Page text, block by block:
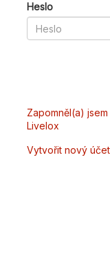
Heslo
Zapomněl(a)
Livelox
Vytvořit nový účet